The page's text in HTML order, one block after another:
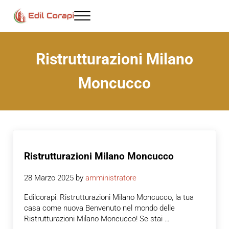
Ristrutturazioni Milano - Edil corapi
Menu
Ristrutturazioni Milano
Moncucco
Ristrutturazioni Milano Moncucco
28 Marzo 2025 byamministratore
Edilcorapi: Ristrutturazioni Milano Moncucco, la tua
casa come nuova Benvenuto nel mondo delle
Ristrutturazioni Milano Moncucco! Se stai …